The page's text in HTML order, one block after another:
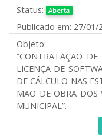
Status: Aberta
Publicado em: 27/01/
Objeto:
“CONTRATAÇÃO
LICENÇA DE
DE CÁLCULO NAS
MÃO DE OBRA DOS
MUNICIPAL”.